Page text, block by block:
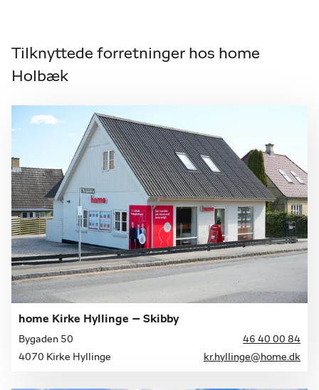
Tilknyttede forretninger hos home
Holbæk
home Kirke Hyllinge – Skibby
Bygaden 50
46 40 00 84
4070 Kirke Hyllinge
kr.hyllinge@home.dk